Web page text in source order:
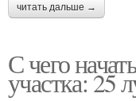
читать дальше →
С чего
участка: 25